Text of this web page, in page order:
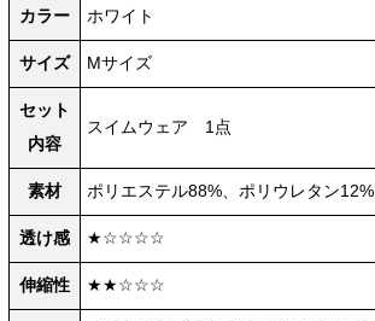
カラー ホワイト
サイズ Mサイズ
セット
内容
スイムウェア 1点
素材 ポリエステル88%、ポリウレタン12%
透け感 ★☆☆☆☆
伸縮性 ★★☆☆☆